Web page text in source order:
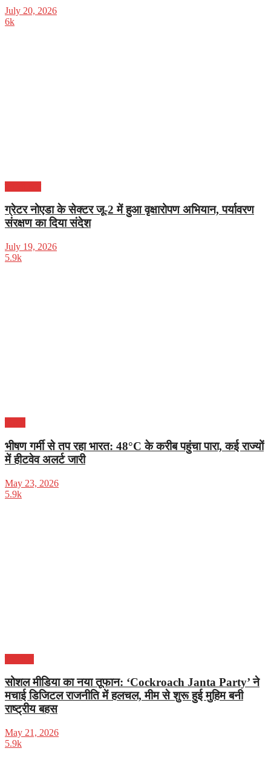
July 20, 2026
6k
ग्रेटर नोएडा के सेक्टर जू-2 में हुआ वृक्षारोपण अभियान, पर्यावरण
संरक्षण का दिया संदेश
July 19, 2026
5.9k
भीषण गर्मी से तप रहा भारत: 48°C के करीब पहुंचा पारा, कई राज्यों
में हीटवेव अलर्ट जारी
May 23, 2026
5.9k
सोशल मीडिया का नया तूफान: ‘Cockroach Janta Party’ ने
मचाई डिजिटल राजनीति में हलचल, मीम से शुरू हुई मुहिम बनी
राष्ट्रीय बहस
May 21, 2026
5.9k